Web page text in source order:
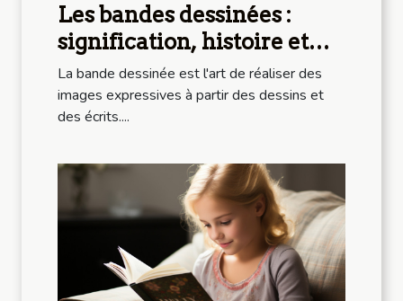
Les bandes dessinées :
signification, histoire et
importance
La bande dessinée est l'art de réaliser des
images expressives à partir des dessins et
des écrits....